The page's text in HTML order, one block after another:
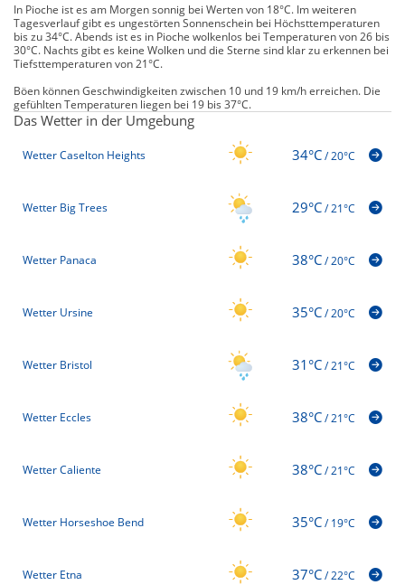
In Pioche ist es am Morgen sonnig bei Werten von 18°C. Im weiteren
Tagesverlauf gibt es ungestörten Sonnenschein bei Höchsttemperaturen
bis zu 34°C. Abends ist es in Pioche wolkenlos bei Temperaturen von 26 bis
30°C. Nachts gibt es keine Wolken und die Sterne sind klar zu erkennen bei
Tiefsttemperaturen von 21°C.
Böen können Geschwindigkeiten zwischen 10 und 19 km/h erreichen. Die
gefühlten Temperaturen liegen bei 19 bis 37°C.
Das Wetter in der Umgebung
Wetter Caselton Heights 34°C/20°C
Wetter Big Trees 29°C/21°C
Wetter Panaca 38°C/20°C
Wetter Ursine 35°C/20°C
Wetter Bristol 31°C/21°C
Wetter Eccles 38°C/21°C
Wetter Caliente 38°C/21°C
Wetter Horseshoe Bend 35°C/19°C
Wetter Etna 37°C/22°C